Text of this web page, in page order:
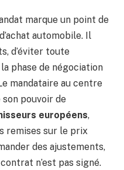
marque un point de
automobile. Il
d’éviter toute
phase de négociation
mandataire au centre
pouvoir de
européens,
remises sur le prix
des ajustements,
n’est pas signé.